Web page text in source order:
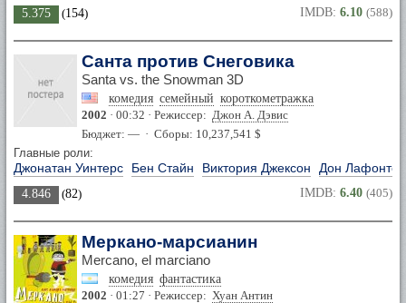
5.375 (154) IMDB: 6.10 (588)
Санта против Снеговика
Santa vs. the Snowman 3D
комедия семейный короткометражка
2002 · 00:32 · Режиссер: Джон А. Дэвис
Бюджет: — · Сборы: 10,237,541 $
Главные роли:
Джонатан Уинтерс Бен Стайн Виктория Джексон Дон
4.846 (82) IMDB: 6.40 (405)
Меркано-марсианин
Mercano, el marciano
комедия фантастика
2002 · 01:27 · Режиссер: Хуан Антин